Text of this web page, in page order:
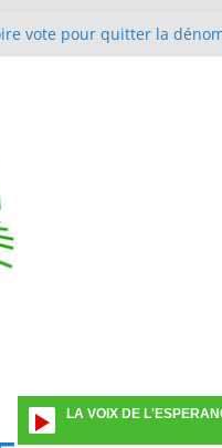
vote pour quitter la
femme en l’Eglise
DE COTE D’IVOIRE
investigateurs sites de
sur l’utilisation des
de superviseurs formés
Mpox : l’IPCI est en charge
LA VOIX DE